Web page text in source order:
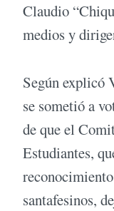
Claudio
medios y
Según explicó
se sometió a
de que el
Estudiantes,
santafesinos,